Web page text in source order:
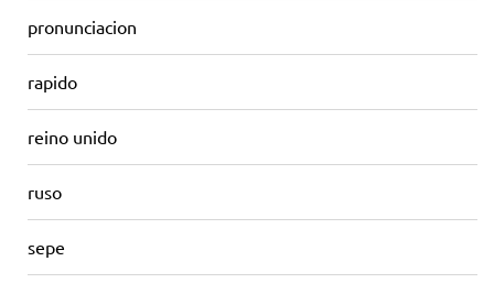
pronunciacion
rapido
reino unido
ruso
sepe